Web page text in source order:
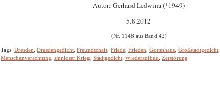
Autor: Gerhard Ledwina (*1949)
5.8.2012
(Nr. 1148 aus Band 42)
Tags: Dresden Dresdengedicht Freundschaft Friede Frieden Gotteshaus Großstadtgedicht
Menschenverachtung sinnloser Krieg Stadtgedicht Wiederaufbau Zerstörung